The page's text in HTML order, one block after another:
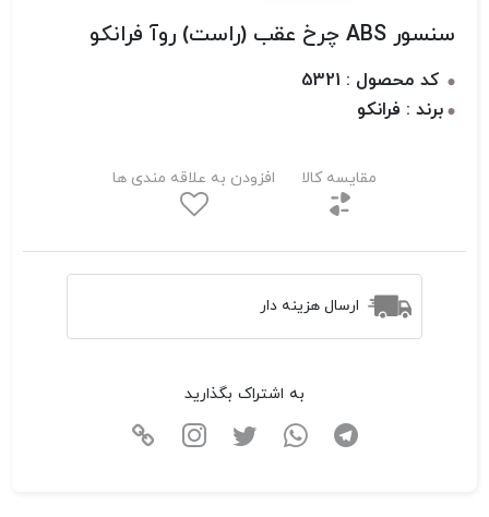
سنسور ABS چرخ عقب (راست) روآ فرانکو
کد محصول : 5321
برند : فرانکو
مقایسه کالا افزودن به علاقه مندی ها
ارسال هزینه دار
به اشتراک بگذارید